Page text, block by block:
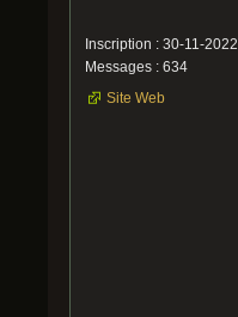
Inscription : 30-11-2022
Messages : 634
Site Web